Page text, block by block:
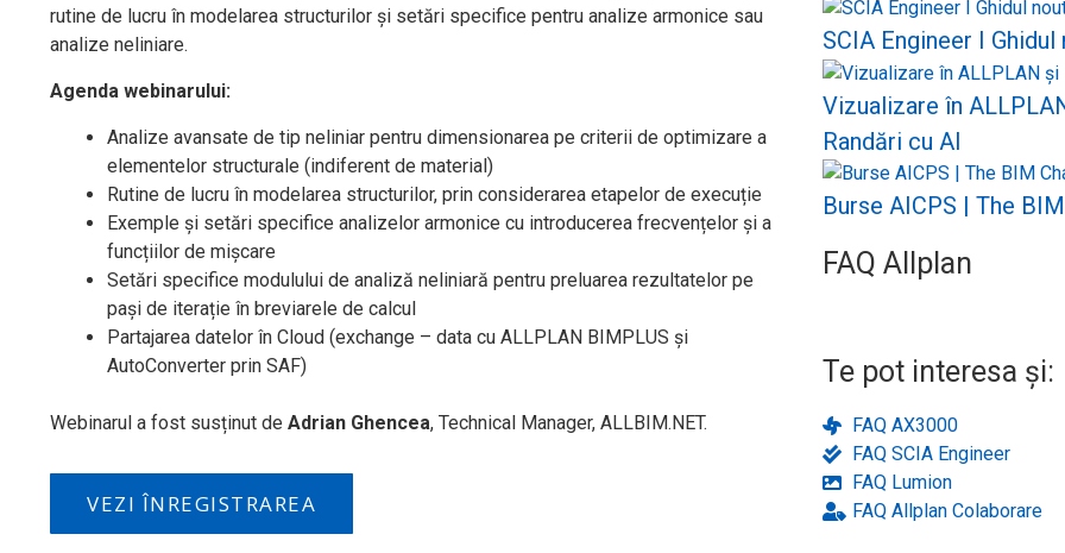
rutine de lucru în modelarea structurilor și setări specifice pentru analize armonice sau
analize neliniare.
Agenda webinarului:
Analize avansate de tip neliniar pentru dimensionarea pe criterii de optimizare a
elementelor structurale (indiferent de material)
Rutine de lucru în modelarea structurilor, prin considerarea etapelor de execuție
Exemple și setări specifice analizelor armonice cu introducerea frecvențelor și a
funcțiilor de mișcare
Setări specifice modulului de analiză neliniară pentru preluarea rezultatelor pe
pași de iterație în breviarele de calcul
Partajarea datelor în Cloud (exchange – data cu ALLPLAN BIMPLUS și
AutoConverter prin SAF)
Webinarul a fost susținut de Adrian Ghencea, Technical Manager, ALLBIM.NET.
VEZI ÎNREGISTRAREA
SCIA Engineer I
Vizualizare în
Randări cu AI
Burse AICPS | The
FAQ Allplan
Te pot interesa și:
FAQ AX3000
FAQ SCIA Engineer
FAQ Lumion
FAQ Allplan Colaborare